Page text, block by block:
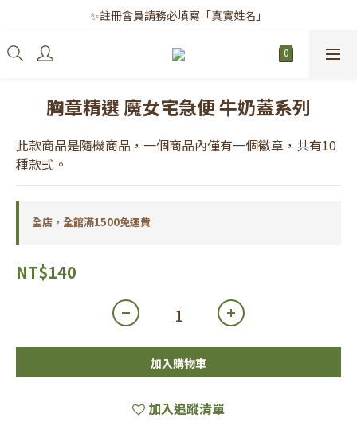
✨註冊會員請務必填寫「真實姓名」
✨註冊會員請務必填寫「真實姓名」
｜每月8日｜會員滿千免運日
胸章精選 魔女宅急便 牛奶蓋系列
此款商品是隨機商品，一個商品內僅有一個徽章，共有10
種款式。
全店，全館滿1500免運費
NT$140
加入購物車
加入追蹤清單